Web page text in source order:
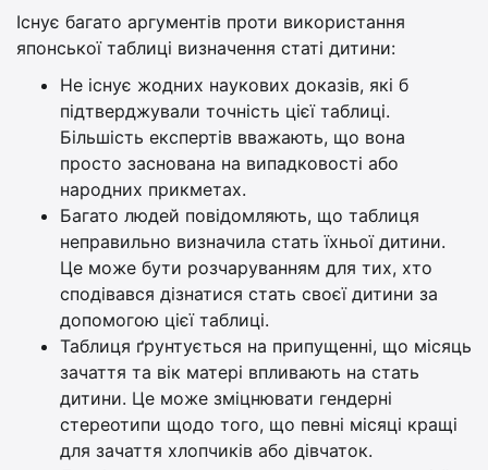
Існує багато аргументів проти використання
японської таблиці визначення статі дитини:
Не існує жодних наукових доказів, які б
підтверджували точність цієї таблиці.
Більшість експертів вважають, що вона
просто заснована на випадковості або
народних прикметах.
Багато людей повідомляють, що таблиця
неправильно визначила стать їхньої дитини.
Це може бути розчаруванням для тих, хто
сподівався дізнатися стать своєї дитини за
допомогою цієї таблиці.
Таблиця ґрунтується на припущенні, що місяць
зачаття та вік матері впливають на стать
дитини. Це може зміцнювати гендерні
стереотипи щодо того, що певні місяці кращі
для зачаття хлопчиків або дівчаток.